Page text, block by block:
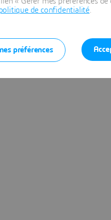
de confidentialité
préférences